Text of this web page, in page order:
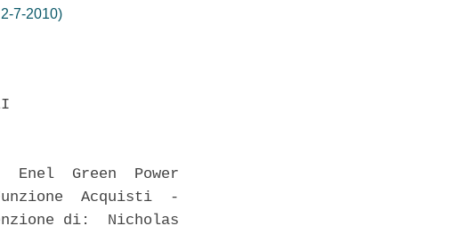
7-2010)
Enel  Green  Power
Acquisti  -
di:  Nicholas